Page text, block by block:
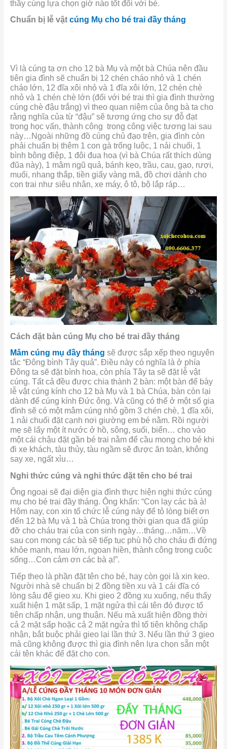
thầy cúng lựa chọn giờ nào tốt đối với bé.
Chuẩn bị lễ vật cúng Mụ cho bé trai đầy tháng
Vì là cúng tạ ơn cho 12 bà Mụ và một bà Chúa nên đầu
tiên gia đình sẽ chuẩn bị 12 chén cháo nhỏ và 1 chén
cháo lớn, 12 đĩa xôi nhỏ và 1 đĩa xôi lớn, 12 chén chè
nhỏ và 1 chén chè lớn (đối với bé trai thì gia đình thường
cúng chè đậu trắng) vì theo quan niệm của ông bà ta cho
rằng nghĩa của từ “đậu” sẽ tương ứng cho sự đỗ đạt
trong học vấn, thành công trong công việc tương lai sau
này…Ngoài những đồ cúng chủ đạo trên, gia đình còn
phải chuẩn bị thêm 1 con gà trống luộc, 1 nải chuối, 1
bình bông điệp, 1 đôi đua hoa (vì bà Chúa rất thích dùng
đũa này), 1 mâm ngũ quả, bánh kẹo, trầu, cau, gạo, rượi,
muối, nhang thắp, tiền giấy vàng mã, đồ chơi dành cho
con trai như siêu nhân, xe máy, ô tô, bộ lắp ráp…
Cách đặt bàn cúng Mụ cho bé trai đầy tháng
Mâm cúng mụ đầy tháng sẽ được sắp xếp theo nguyên
tắc “Đông bình Tây quả”. Điều này có nghĩa là ở phía
Đông ta sẽ đặt bình hoa, còn phía Tây ta sẽ đặt lễ vật
cúng. Tất cả đều được chia thành 2 bàn: một bàn để bày
lễ vật cúng kính cho 12 bà Mụ và 1 bà Chúa, bàn còn lại
dành để cúng kính Đức ông. Và cũng có thể ở một số gia
đình sẽ có một mâm cúng nhỏ gồm 3 chén chè, 1 đĩa xôi,
1 nải chuối đặt cạnh nơi giường em bé nằm. Rồi người
mẹ sẽ lấy một ít nước ở hồ, sông, suối, biển… cho vào
một cái chậu đặt gần bé trai nằm để cầu mong cho bé khi
đi xe khách, tàu thủy, tàu ngầm sẽ được ăn toàn, không
say xe, ngất xỉu…
Nghi thức cúng và nghi thức đặt tên cho bé trai
Ông ngoại sẽ đại diện gia đình thực hiện nghi thức cúng
mụ cho bé trai đầy tháng. Ông khấn: “Con lạy các bà à!
Hôm nay, con xin tổ chức lễ cúng này để tỏ lòng biết ơn
đến 12 bà Mụ và 1 bà Chúa trong thời gian qua đã giúp
đỡ cho cháu trai của con sinh ngày…tháng…năm…Về
sau con mong các bà sẽ tiếp tục phù hộ cho cháu đi đứng
khỏe mạnh, mau lớn, ngoan hiền, thành công trong cuộc
sống…Con cảm ơn các bà ạ!”.
Tiếp theo là phần đặt tên cho bé, hay còn gọi là xin keo.
Người nhà sẽ chuẩn bị 2 đồng tiền xu và 1 cái đĩa có
lòng sâu để gieo xu. Khi gieo 2 đồng xu xuống, nếu thấy
xuất hiện 1 mặt sấp, 1 mặt ngửa thì cái tên đó được tổ
tiên chấp nhận, ung thuận. Nếu mà xuất hiện đồng thời
cả 2 mặt sấp hoặc cả 2 mặt ngửa thì tổ tiên không chấp
nhận, bắt buộc phải gieo lại lần thứ 3. Nếu lần thứ 3 gieo
mà cũng không được thì gia đình nên lựa chọn sẵn một
cái tên khác để đặt cho con.